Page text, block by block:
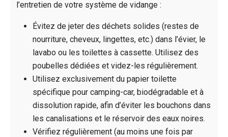
l’entretien de votre système de vidange :
Évitez de jeter des déchets solides (restes de
nourriture, cheveux, lingettes, etc.) dans l’évier, le
lavabo ou les toilettes à cassette. Utilisez des
poubelles dédiées et videz-les régulièrement.
Utilisez exclusivement du papier toilette
spécifique pour camping-car, biodégradable et à
dissolution rapide, afin d’éviter les bouchons dans
les canalisations et le réservoir des eaux noires.
Vérifiez régulièrement (au moins une fois par